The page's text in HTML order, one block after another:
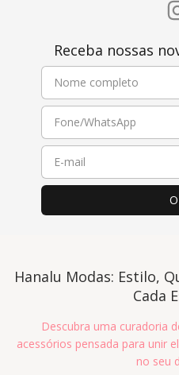
Receba nossas
Hanalu Modas: Estilo,
Cada
Descubra uma curadoria
acessórios pensada para unir
no seu